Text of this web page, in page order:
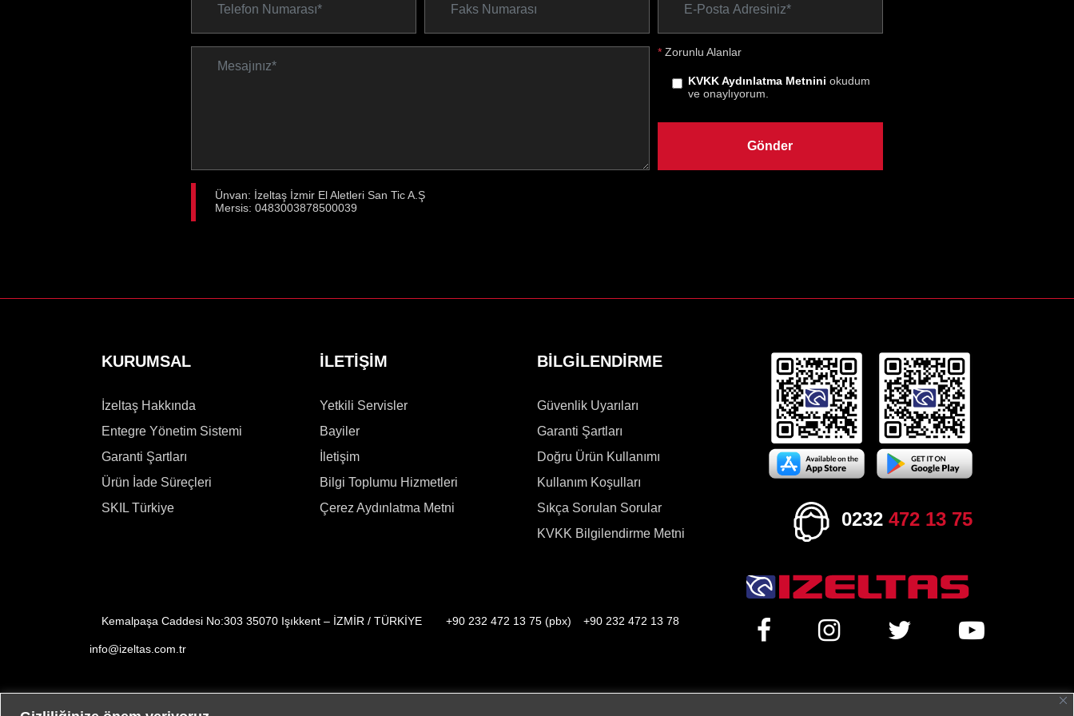
*Zorunlu Alanlar
KVKK Aydınlatma Metnini okudum
ve onaylıyorum.
Ünvan: İzeltaş İzmir El Aletleri San Tic A.Ş
Mersis: 0483003878500039
KURUMSAL
İzeltaş Hakkında
Entegre Yönetim Sistemi
Garanti Şartları
Ürün İade Süreçleri
SKIL Türkiye
İLETİŞİM
Yetkili Servisler
Bayiler
İletişim
Bilgi Toplumu Hizmetleri
Çerez Aydınlatma Metni
BİLGİLENDİRME
Güvenlik Uyarıları
Garanti Şartları
Doğru Ürün Kullanımı
Kullanım Koşulları
Sıkça Sorulan Sorular
KVKK Bilgilendirme Metni
0232 472 13 75
Kemalpaşa Caddesi No:303 35070 Işıkkent – İZMİR / TÜRKİYE +90 232 472 13 75 (pbx) +90 232 472 13 78
info@izeltas.com.tr